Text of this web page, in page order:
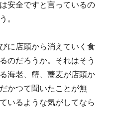
安全ですと言っているの
。
に店頭から消えていく食
のだろうか。それはそう
海老、蟹、蕎麦が店頭か
かつて聞いたことが無
いるような気がしてなら